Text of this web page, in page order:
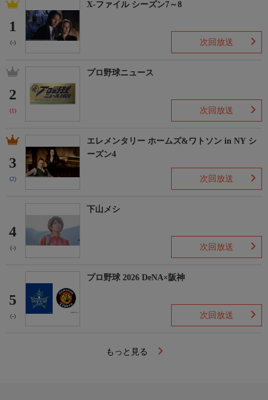
1
(-)
X-ファイル シーズン7～8
次回放送
2
(1)
プロ野球ニュース
次回放送
3
(2)
エレメンタリー ホームズ&ワトソン in NY シ
ーズン4
次回放送
4
(-)
下山メシ
次回放送
5
(-)
プロ野球 2026 DeNA×阪神
次回放送
もっと見る